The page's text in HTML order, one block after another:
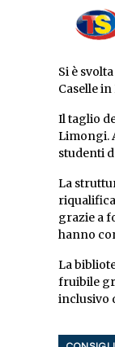
Si è
Caselle
Il taglio
Limongi.
studenti
La
grazie a
hanno
La
fruibile
inclusivo